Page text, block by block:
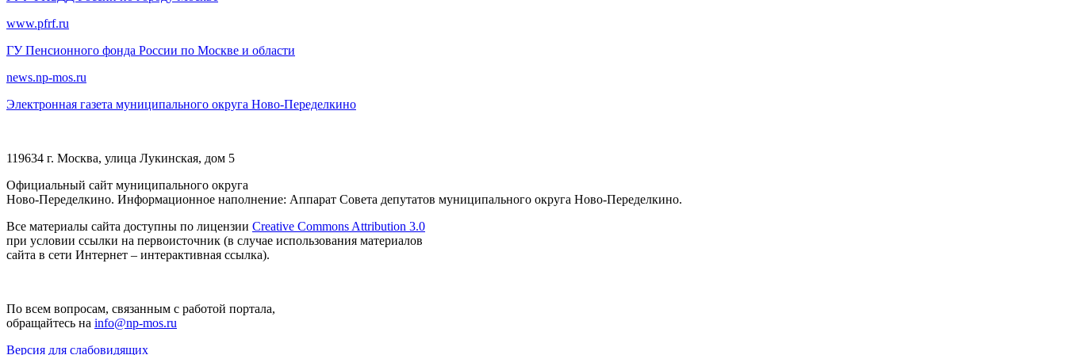
www.pfrf.ru
ГУ Пенсионного фонда России по Москве и области
news.np-mos.ru
Электронная газета муниципального округа Ново-Переделкино
119634 г. Москва, улица Лукинская, дом 5
Официальный сайт муниципального округа
Ново-Переделкино. Информационное наполнение: Аппарат Совета депутатов муниципального округа Ново-Переделкино.
Все материалы сайта доступны по лицензии Creative Commons Attribution 3.0
при условии ссылки на первоисточник (в случае использования материалов
сайта в сети Интернет – интерактивная ссылка).
По всем вопросам, связанным с работой портала,
обращайтесь на info@np-mos.ru
Версия для слабовидящих